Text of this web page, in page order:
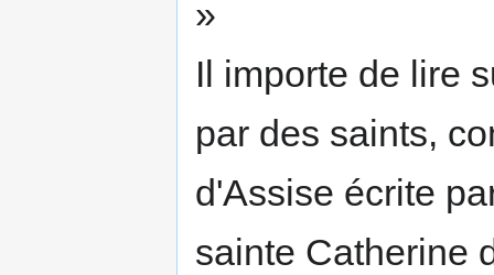
»
Il importe de lire
par des saints,
d'Assise écrite
sainte Catherine